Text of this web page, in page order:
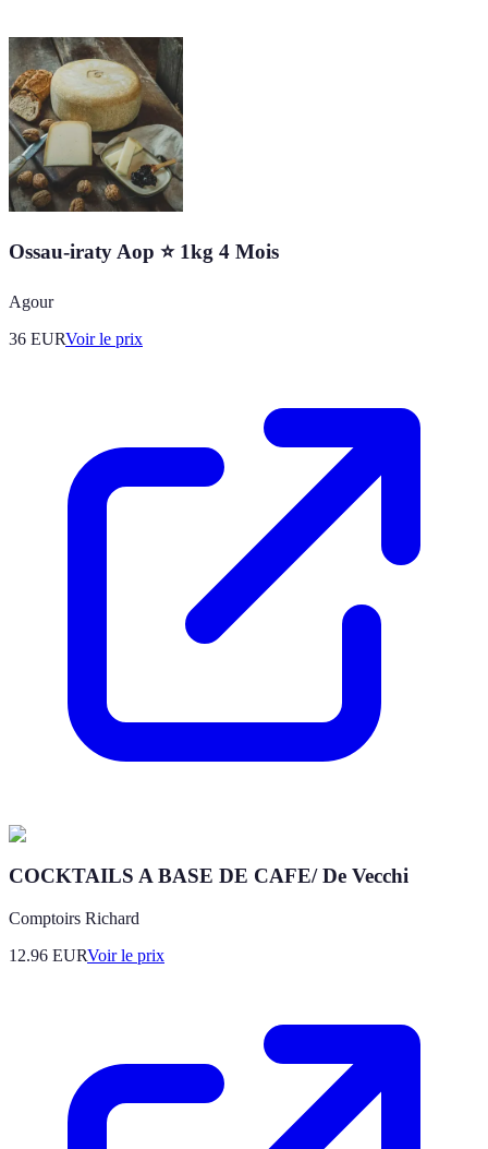
Ossau-iraty Aop ⭐ 1kg 4 Mois
Agour
36 EURVoir le prix
COCKTAILS A BASE DE CAFE/ De Vecchi
Comptoirs Richard
12.96 EURVoir le prix